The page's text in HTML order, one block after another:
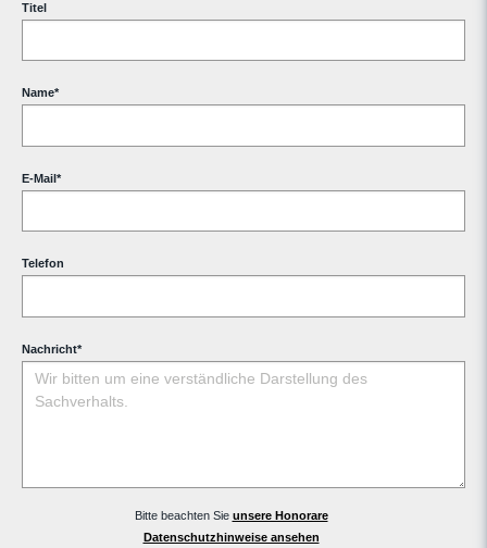
Titel
Name*
E-Mail*
Telefon
Nachricht*
Bitte beachten Sie unsere Honorare
Datenschutzhinweise ansehen